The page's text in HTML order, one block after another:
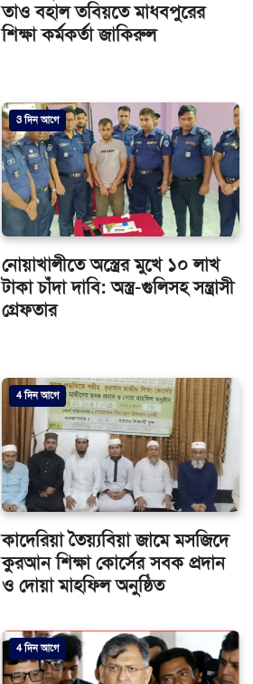
তাও বহাল তবিয়তে মাধবপুরের
শিক্ষা কর্মকর্তা জাকিরুল
3 দিন আগে
নোয়াখালীতে অস্ত্রের মুখে ১০ লাখ
টাকা চাঁদা দাবি: অস্ত্র-গুলিসহ সন্ত্রাসী
গ্রেফতার
4 দিন আগে
কাদেরিয়া তৈয়্যবিয়া জামে মসজিদে
কুরআন শিক্ষা কোর্সের সবক প্রদান
ও দোয়া মাহফিল অনুষ্ঠিত
4 দিন আগে